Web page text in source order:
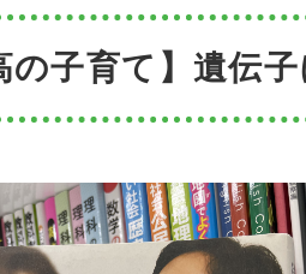
の子育て】遺伝